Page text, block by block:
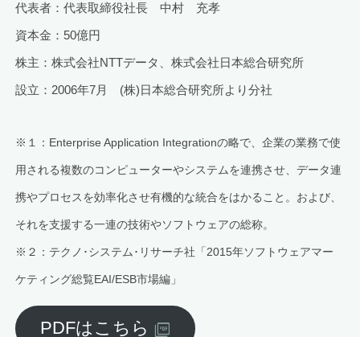
代表者：代表取締役社長 中村 充孝
資本金：50億円
株主：株式会社NTTデータ、株式会社日本総合研究所
設立：2006年7月 (株)日本総合研究所より分社
※１：Enterprise Application Integrationの略で、企業の業務で使
用される複数のコンピューターやシステムを連携させ、データ連
携やプロセスを効率化させ有機的な統合をはかること。および、
それを支援する一連の技術やソフトウェアの総称。
※２：テクノ･システム･リサーチ社「2015年ソフトウェアマー
ケティング総覧EAI/ESB市場編」
PDFはこちら